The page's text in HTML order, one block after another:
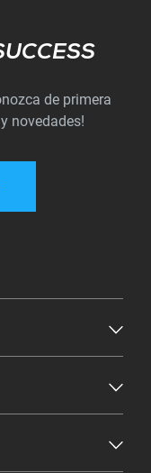
de primera
novedades!